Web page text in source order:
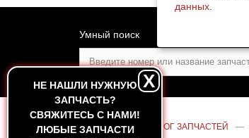
данных
НЕ НАШЛИ НУЖНУЮ
ЗАПЧАСТЬ?
CВЯЖИТЕСЬ С НАМИ!
ЛЮБЫЕ ЗАПЧАСТИ
X
Умный поиск
ГЛАВНАЯ — КАТАЛОГ ЗАПЧАСТЕЙ —